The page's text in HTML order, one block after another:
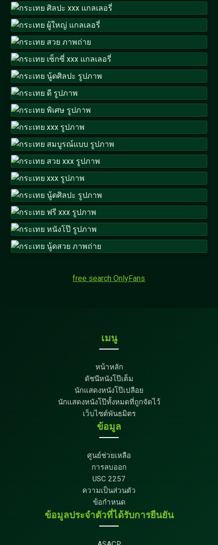
free search OnlyFans
เมนู
หน้าหลัก
ดัชนีหนังโป๊เต็ม
นักแสดงหนังโป๊เปลือย
นักแสดงหนังโป๊ทั้งหมดที่ถูกจัดไว้
เว็บไซต์พันธมิตร
ข้อมูล
ศูนย์ช่วยเหลือ
การลบออก
USC 2257
ความเป็นส่วนตัว
ข้อกำหนด
ข้อมูลประจำตัวที่ได้รับการยืนยัน